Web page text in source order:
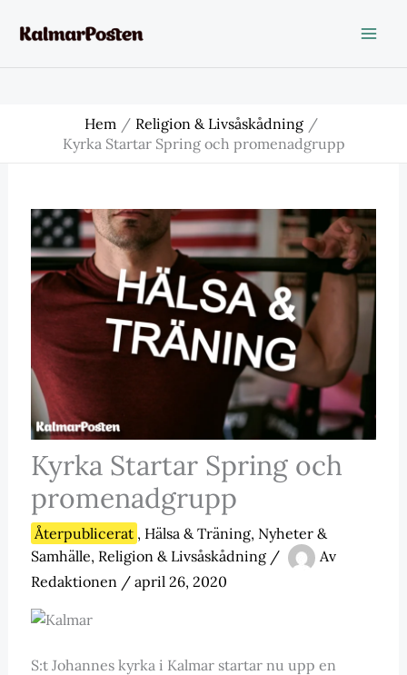
Hem
Religion & Livsåskådning
Kyrka Startar Spring och promenadgrupp
Kyrka Startar Spring och
promenadgrupp
Återpublicerat , Hälsa & Träning, Nyheter &
Samhälle, Religion & Livsåskådning/
Av
Redaktionen / april 26, 2020
S:t Johannes kyrka i Kalmar startar nu upp en